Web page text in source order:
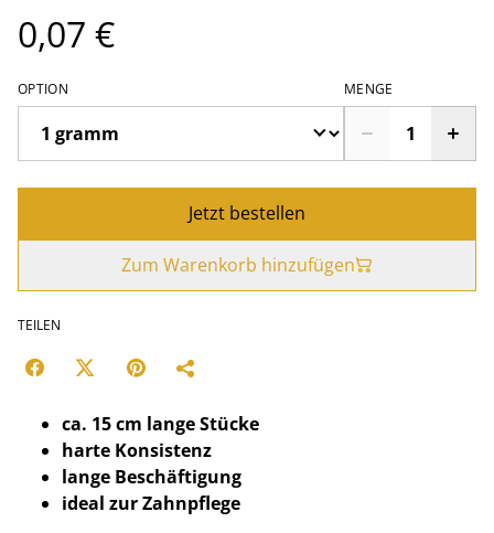
0,07 €
OPTION MENGE
Jetzt bestellen
Zum Warenkorb hinzufügen
TEILEN
ca. 15 cm lange Stücke
harte Konsistenz
lange Beschäftigung
ideal zur Zahnpflege